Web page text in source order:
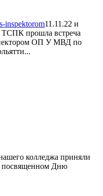
11.11.22 и
прошла встреча
ОП У МВД по
колледжа приняли
посвященном Дню